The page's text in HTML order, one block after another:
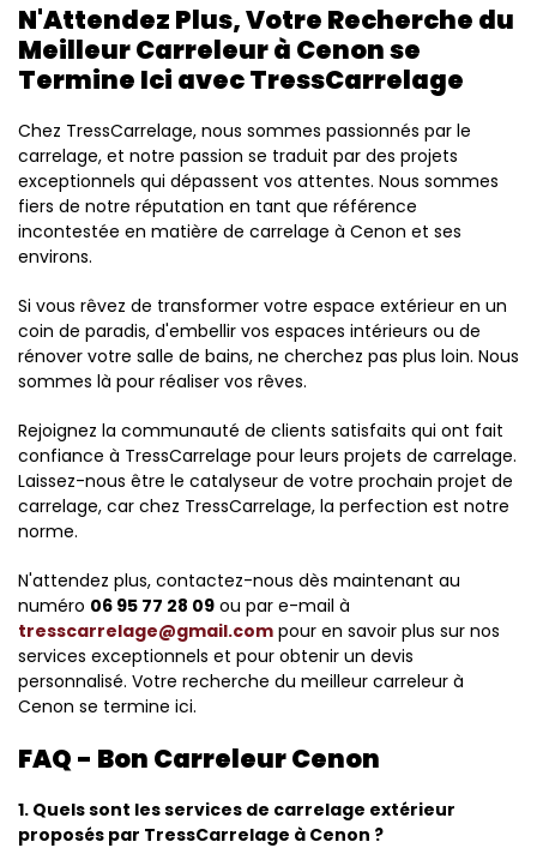
N'Attendez Plus, Votre Recherche du
Meilleur Carreleur à Cenon se
Termine Ici avec TressCarrelage
Chez TressCarrelage, nous sommes passionnés par le
carrelage, et notre passion se traduit par des projets
exceptionnels qui dépassent vos attentes. Nous sommes
fiers de notre réputation en tant que référence
incontestée en matière de carrelage à Cenon et ses
environs.
Si vous rêvez de transformer votre espace extérieur en un
coin de paradis, d'embellir vos espaces intérieurs ou de
rénover votre salle de bains, ne cherchez pas plus loin. Nous
sommes là pour réaliser vos rêves.
Rejoignez la communauté de clients satisfaits qui ont fait
confiance à TressCarrelage pour leurs projets de carrelage.
Laissez-nous être le catalyseur de votre prochain projet de
carrelage, car chez TressCarrelage, la perfection est notre
norme.
N'attendez plus, contactez-nous dès maintenant au
numéro 06 95 77 28 09 ou par e-mail à
tresscarrelage@gmail.com pour en savoir plus sur nos
services exceptionnels et pour obtenir un devis
personnalisé. Votre recherche du meilleur carreleur à
Cenon se termine ici.
FAQ - Bon Carreleur Cenon
1. Quels sont les services de carrelage extérieur
proposés par TressCarrelage à Cenon ?